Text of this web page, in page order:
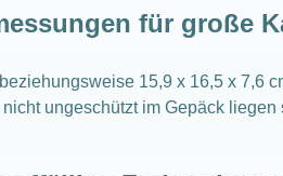
für große
15,9 x 16,5 x
ungeschützt im Gepäck liegen